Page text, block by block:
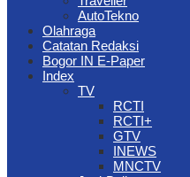
AutoTekno
Olahraga
Catatan Redaksi
Bogor IN E-Paper
Index
TV
RCTI
RCTI+
GTV
INEWS
MNCTV